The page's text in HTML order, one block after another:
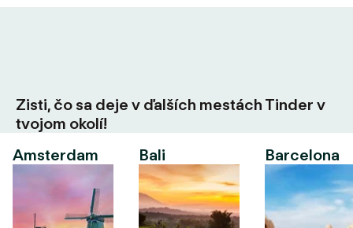
Zisti, čo sa deje v ďalších mestách Tinder v
tvojom okolí!
Amsterdam
Bali Barcelona